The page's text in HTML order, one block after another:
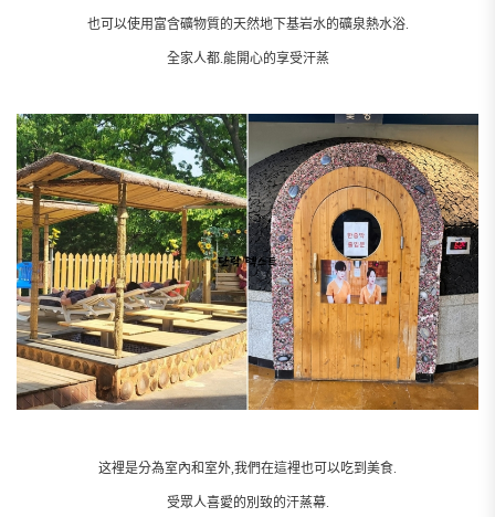
也可以使用富含礦物質的天然地下基岩水的礦泉熱水浴.
全家人都.能開心的享受汗蒸
这裡是分為室內和室外,我們在這裡也可以吃到美食.
受眾人喜愛的別致的汗蒸幕.